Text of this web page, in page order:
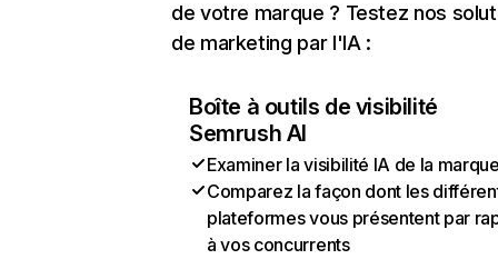
de votre marque ? Testez nos
de marketing par l'IA :
Boîte à outils de visibilité
Semrush AI
Examiner la visibilité IA de la
Comparez la façon dont les
plateformes vous présentent par
à vos concurrents